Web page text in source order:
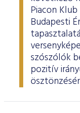
ESG
Piacon
Budapesti
szószólók
pozitív